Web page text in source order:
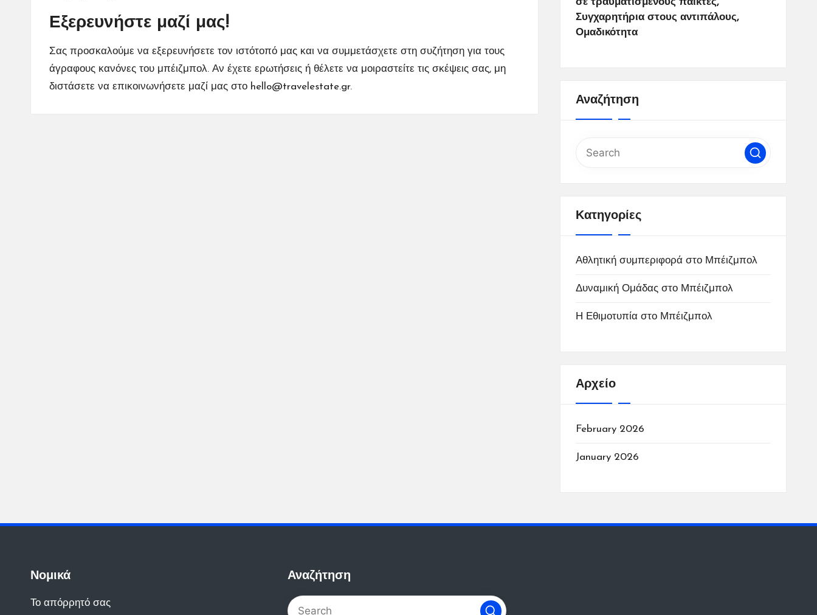
Εξερευνήστε μαζί μας!
Σας προσκαλούμε να εξερευνήσετε τον ιστότοπό μας και να συμμετάσχετε στη συζήτηση για τους
άγραφους κανόνες του μπέιζμπολ. Αν έχετε ερωτήσεις ή θέλετε να μοιραστείτε τις σκέψεις σας, μη
διστάσετε να επικοινωνήσετε μαζί μας στο hello@travelestate.gr.
σε τραυματισμένους παίκτες,
Συγχαρητήρια στους αντιπάλους,
Ομαδικότητα
Αναζήτηση
Κατηγορίες
Αθλητική συμπεριφορά στο Μπέιζμπολ
Δυναμική Ομάδας στο Μπέιζμπολ
Η Εθιμοτυπία στο Μπέιζμπολ
Αρχείο
February 2026
January 2026
Νομικά
Το απόρρητό σας
Αναζήτηση